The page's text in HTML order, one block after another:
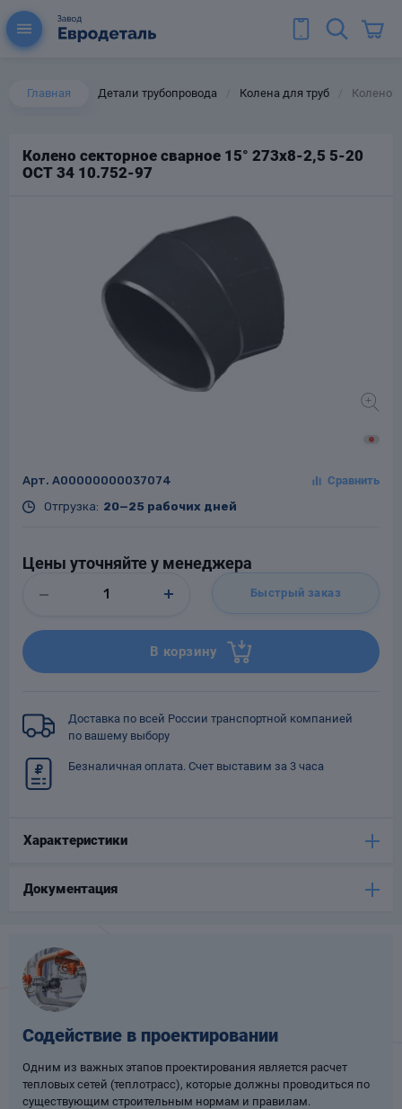
Главная Детали трубопровода Колена для труб Колено
Колено секторное сварное 15° 273х8-2,5 5-20
ОСТ 34 10.752-97
Арт. A00000000037074
Отгрузка: 20—25 рабочих дней
Цены уточняйте у менеджера
Быстрый заказ
В корзину
Доставка по всей России транспортной компанией
по вашему выбору
Безналичная оплата. Счет выставим за 3 часа
Характеристики
Документация
Содействие в проектировании
Одним из важных этапов проектирования является расчет
тепловых сетей (теплотрасс), которые должны проводиться по
существующим строительным нормам и правилам.
для труб
Тройники стальные
для
Фланцы стальные